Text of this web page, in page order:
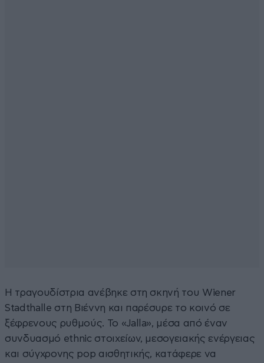
Η τραγουδίστρια ανέβηκε στη σκηνή του Wiener
Stadthalle στη Βιέννη και παρέσυρε το κοινό σε
ξέφρενους ρυθμούς. Το «Jalla», μέσα από έναν
συνδυασμό ethnic στοιχείων, μεσογειακής ενέργειας
και σύγχρονης pop αισθητικής, κατάφερε να